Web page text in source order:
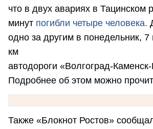
что в двух авариях в Тацинском
минут погибли четыре человека.
одно за другим в понедельник,
км
автодороги «Волгоград-
Подробнее об этом можно
Также «Блокнот Ростов»